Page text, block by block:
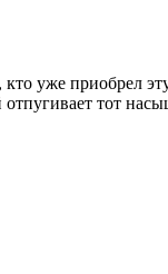
уже приобрел
тот